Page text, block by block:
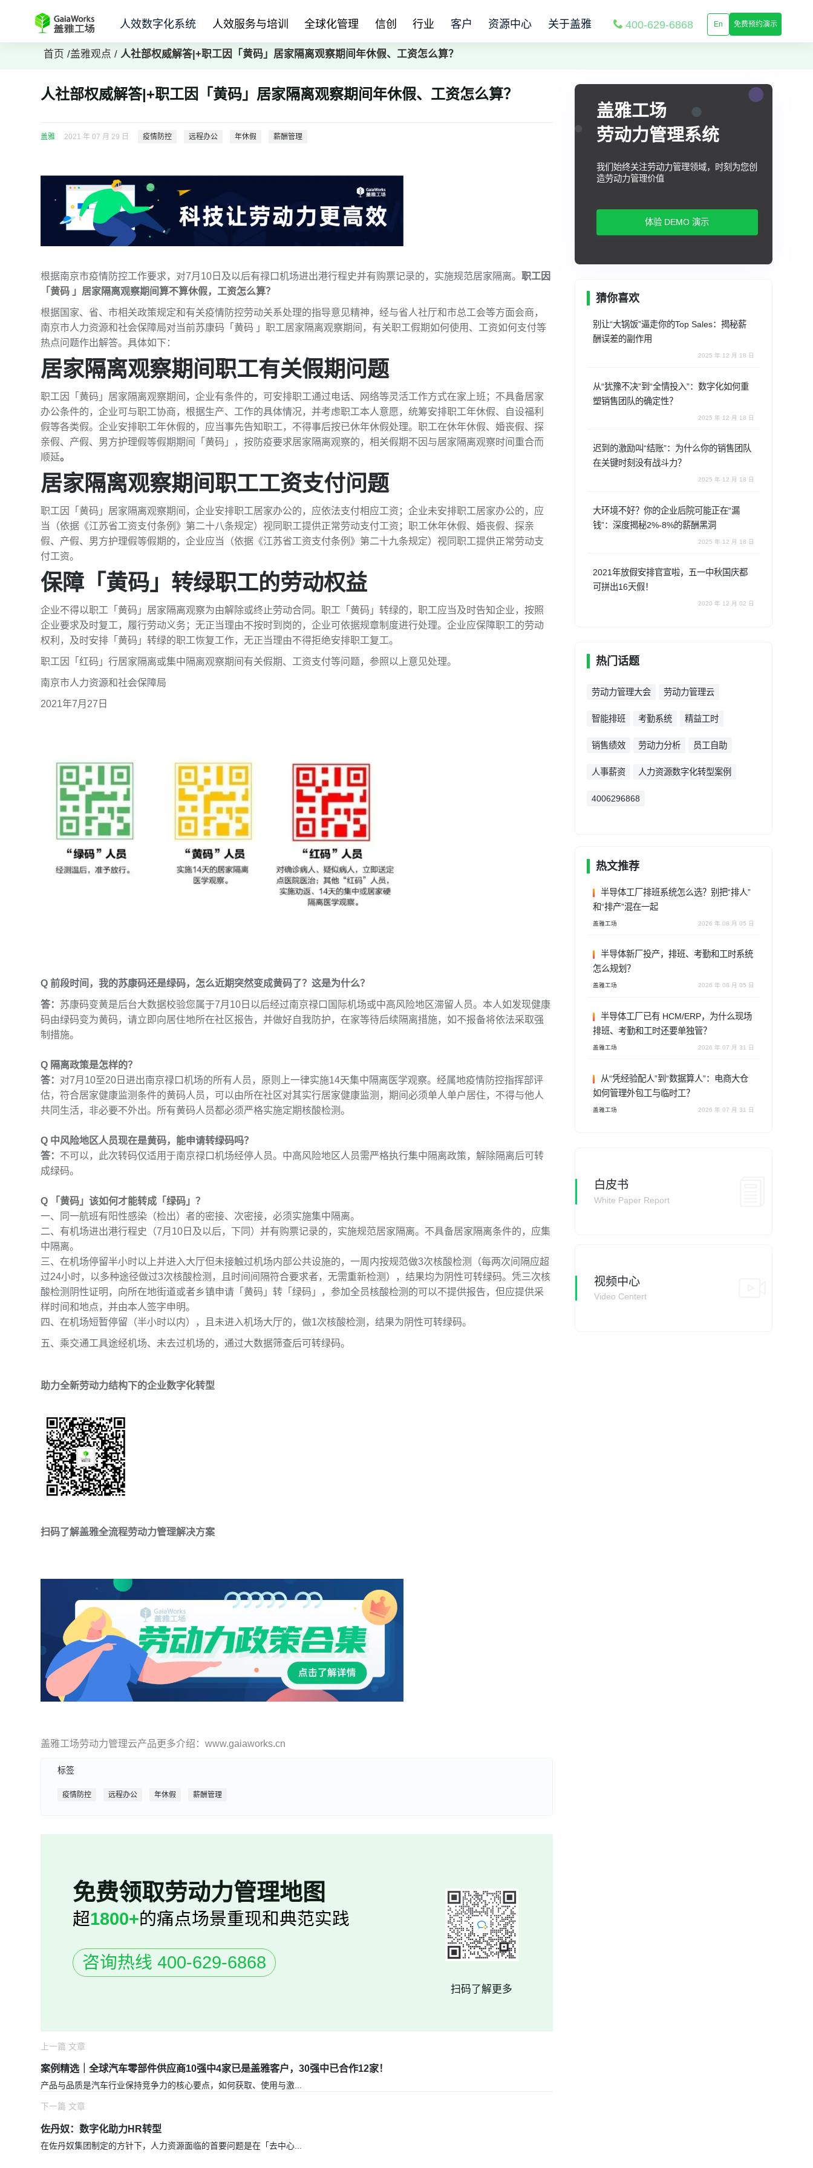
人效数字化系统 人效服务与培训 全球化管理 信创 行业 客户 资源中心 关于盖雅 400-629-6868 En 免费预约演示
首页 /盖雅观点 / 人社部权威解答|+职工因「黄码」居家隔离观察期间年休假、工资怎么算？
人社部权威解答|+职工因「黄码」居家隔离观察期间年休假、工资怎么算？
盖雅 2021 年 07 月 29 日 疫情防控 远程办公 年休假 薪酬管理
根据南京市疫情防控工作要求，对7月10日及以后有禄口机场进出港行程史并有购票记录的，实施规范居家隔离。职工因
「黄码 」居家隔离观察期间算不算休假，工资怎么算？
根据国家、省、市相关政策规定和有关疫情防控劳动关系处理的指导意见精神，经与省人社厅和市总工会等方面会商，
南京市人力资源和社会保障局对当前苏康码「黄码 」职工居家隔离观察期间，有关职工假期如何使用、工资如何支付等
热点问题作出解答。具体如下：
居家隔离观察期间职工有关假期问题
职工因「黄码」居家隔离观察期间，企业有条件的，可安排职工通过电话、网络等灵活工作方式在家上班；不具备居家
办公条件的，企业可与职工协商，根据生产、工作的具体情况，并考虑职工本人意愿，统筹安排职工年休假、自设福利
假等各类假。企业安排职工年休假的，应当事先告知职工，不得事后按已休年休假处理。职工在休年休假、婚丧假、探
亲假、产假、男方护理假等假期期间「黄码」，按防疫要求居家隔离观察的，相关假期不因与居家隔离观察时间重合而
顺延。
居家隔离观察期间职工工资支付问题
职工因「黄码」居家隔离观察期间，企业安排职工居家办公的，应依法支付相应工资；企业未安排职工居家办公的，应
当（依据《江苏省工资支付条例》第二十八条规定）视同职工提供正常劳动支付工资；职工休年休假、婚丧假、探亲
假、产假、男方护理假等假期的，企业应当（依据《江苏省工资支付条例》第二十九条规定）视同职工提供正常劳动支
付工资。
保障「黄码」转绿职工的劳动权益
企业不得以职工「黄码」居家隔离观察为由解除或终止劳动合同。职工「黄码」转绿的，职工应当及时告知企业，按照
企业要求及时复工，履行劳动义务；无正当理由不按时到岗的，企业可依据规章制度进行处理。企业应保障职工的劳动
权利，及时安排「黄码」转绿的职工恢复工作，无正当理由不得拒绝安排职工复工。
职工因「红码」行居家隔离或集中隔离观察期间有关假期、工资支付等问题，参照以上意见处理。
南京市人力资源和社会保障局
2021年7月27日
Q 前段时间，我的苏康码还是绿码，怎么近期突然变成黄码了？这是为什么？
答： 苏康码变黄是后台大数据校验您属于7月10日以后经过南京禄口国际机场或中高风险地区滞留人员。本人如发现健康
码由绿码变为黄码，请立即向居住地所在社区报告，并做好自我防护，在家等待后续隔离措施，如不报备将依法采取强
制措施。
Q 隔离政策是怎样的？
答： 对7月10至20日进出南京禄口机场的所有人员，原则上一律实施14天集中隔离医学观察。经属地疫情防控指挥部评
估，符合居家健康监测条件的黄码人员，可以由所在社区对其实行居家健康监测，期间必须单人单户居住，不得与他人
共同生活，非必要不外出。所有黄码人员都必须严格实施定期核酸检测。
Q 中风险地区人员现在是黄码，能申请转绿码吗？
答： 不可以，此次转码仅适用于南京禄口机场经停人员。中高风险地区人员需严格执行集中隔离政策，解除隔离后可转
成绿码。
Q 「黄码」该如何才能转成「绿码」？
一、同一航班有阳性感染（检出）者的密接、次密接，必须实施集中隔离。
二、有机场进出港行程史（7月10日及以后，下同）并有购票记录的，实施规范居家隔离。不具备居家隔离条件的，应集
中隔离。
三、在机场停留半小时以上并进入大厅但未接触过机场内部公共设施的，一周内按规范做3次核酸检测（每两次间隔应超
过24小时，以多种途径做过3次核酸检测，且时间间隔符合要求者，无需重新检测），结果均为阴性可转绿码。凭三次核
酸检测阴性证明，向所在地街道或者乡镇申请「黄码」转「绿码」，参加全员核酸检测的可以不提供报告，但应提供采
样时间和地点，并由本人签字申明。
四、在机场短暂停留（半小时以内），且未进入机场大厅的，做1次核酸检测，结果为阴性可转绿码。
五、乘交通工具途经机场、未去过机场的，通过大数据筛查后可转绿码。
助力全新劳动力结构下的企业数字化转型
扫码了解盖雅全流程劳动力管理解决方案
盖雅工场劳动力管理云产品更多介绍：www.gaiaworks.cn
标签
疫情防控 远程办公 年休假 薪酬管理
免费领取劳动力管理地图
超1800+的痛点场景重现和典范实践
咨询热线 400-629-6868
扫码了解更多
上一篇 文章
案例精选｜全球汽车零部件供应商10强中4家已是盖雅客户，30强中已合作12家！
产品与品质是汽车行业保持竞争力的核心要点，如何获取、使用与激
下一篇 文章
佐丹奴：数字化助力HR转型
在佐丹奴集团制定的方针下，人力资源面临的首要问题是在「去中心
盖雅工场
劳动力管理系统
我们始终关注劳动力管理领域，时刻为您创
造劳动力管理价值
体验 DEMO 演示
猜你喜欢
别让“大锅饭”逼走你的Top Sales：揭秘薪
酬误差的副作用
2025 年 12 月 18 日
从“犹豫不决”到“全情投入”：数字化如何重
塑销售团队的确定性？
2025 年 12 月 18 日
迟到的激励叫“结账”：为什么你的销售团队
在关键时刻没有战斗力？
2025 年 12 月 18 日
大环境不好？你的企业后院可能正在“漏
钱”：深度揭秘2%-8%的薪酬黑洞
2025 年 12 月 18 日
2021年放假安排官宣啦，五一中秋国庆都
可拼出16天假！
2020 年 12 月 02 日
热门话题
劳动力管理大会 劳动力管理云
智能排班 考勤系统 精益工时
销售绩效 劳动力分析 员工自助
人事薪资 人力资源数字化转型案例
4006296868
热文推荐
半导体工厂排班系统怎么选？别把“排人”
和“排产”混在一起
盖雅工场 2026 年 08 月 05 日
半导体新厂投产，排班、考勤和工时系统
怎么规划？
盖雅工场 2026 年 08 月 05 日
半导体工厂已有 HCM/ERP，为什么现场
排班、考勤和工时还要单独管？
盖雅工场 2026 年 07 月 31 日
从“凭经验配人”到“数据算人”：电商大仓
如何管理外包工与临时工？
盖雅工场 2026 年 07 月 31 日
白皮书
White Paper Report
视频中心
Video Centert